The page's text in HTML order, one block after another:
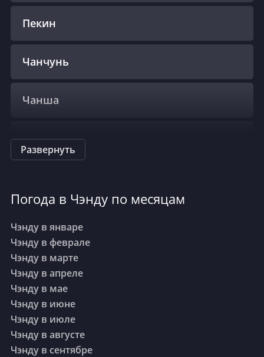
Пекин
Чанчунь
Чанша
Чунцин
Гуанчжоу
Гуйян
Хайкоу
Развернуть
Погода в Чэнду по месяцам
Чэнду в январе
Чэнду в феврале
Чэнду в марте
Чэнду в апреле
Чэнду в мае
Чэнду в июне
Чэнду в июле
Чэнду в августе
Чэнду в сентябре